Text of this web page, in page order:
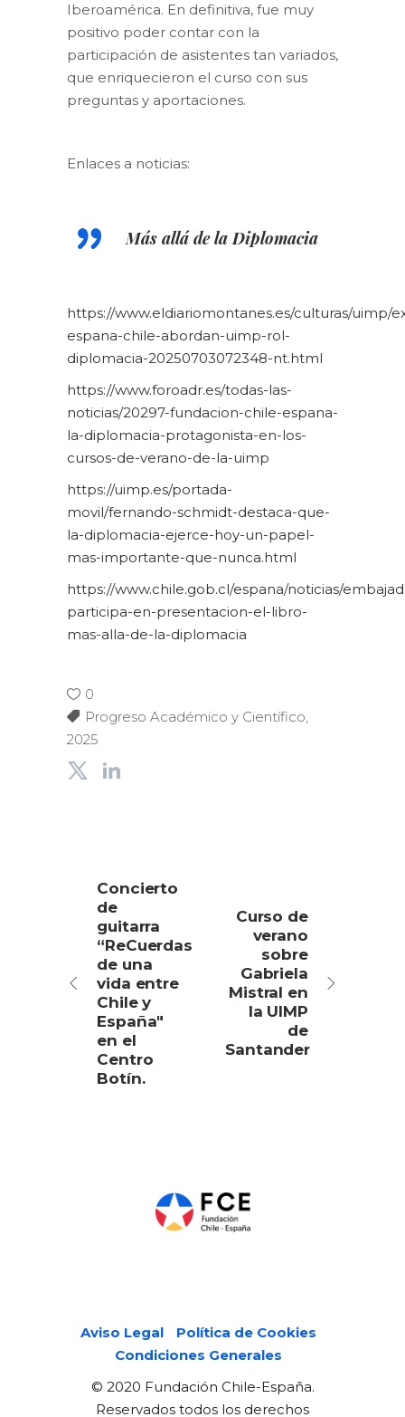
Iberoamérica. En definitiva, fue muy
positivo poder contar con la
participación de asistentes tan variados,
que enriquecieron el curso con sus
preguntas y aportaciones.
Enlaces a noticias:
Más allá de la Diplomacia
https://www.eldiariomontanes.es/culturas/uimp/
espana-chile-abordan-uimp-rol-
diplomacia-20250703072348-nt.html
https://www.foroadr.es/todas-las-
noticias/20297-fundacion-chile-espana-
la-diplomacia-protagonista-en-los-
cursos-de-verano-de-la-uimp
https://uimp.es/portada-
movil/fernando-schmidt-destaca-que-
la-diplomacia-ejerce-hoy-un-papel-
mas-importante-que-nunca.html
https://www.chile.gob.cl/espana/noticias/
participa-en-presentacion-el-libro-
mas-alla-de-la-diplomacia
0
Progreso Académico y Científico,
2025
Concierto
de
guitarra
“ReCuerdas
de una
vida entre
Chile y
España"
en el
Centro
Botín.
Curso de
verano
sobre
Gabriela
Mistral en
la UIMP
de
Santander
Aviso Legal
Política de Cookies
Condiciones Generales
© 2020 Fundación Chile-España.
Reservados todos los derechos